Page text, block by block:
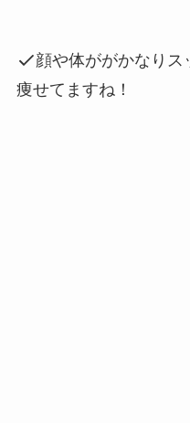
顔や体ががかなり
痩せてますね！